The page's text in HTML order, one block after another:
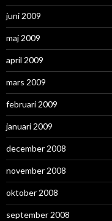
juni 2009
maj 2009
april 2009
mars 2009
februari 2009
januari 2009
december 2008
november 2008
oktober 2008
september 2008